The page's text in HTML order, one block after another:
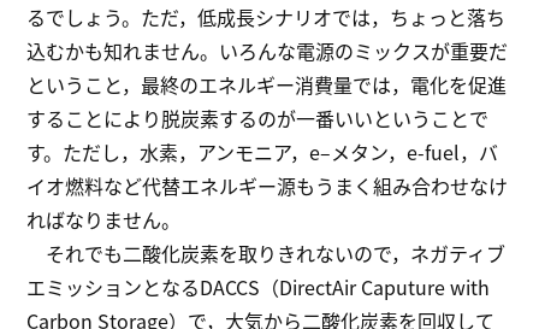
るでしょう。ただ，低成長シナリオでは，ちょっと落ち
込むかも知れません。いろんな電源のミックスが重要だ
ということ，最終のエネルギー消費量では，電化を促進
することにより脱炭素するのが一番いいということで
す。ただし，水素，アンモニア，e‒メタン，e-fuel，バ
イオ燃料など代替エネルギー源もうまく組み合わせなけ
ればなりません。
それでも二酸化炭素を取りきれないので，ネガティブ
エミッションとなるDACCS（DirectAir Caputure with
Carbon Storage）で，大気から二酸化炭素を回収して